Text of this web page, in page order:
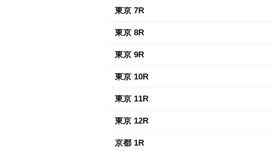
東京 7R
東京 8R
東京 9R
東京 10R
東京 11R
東京 12R
京都 1R